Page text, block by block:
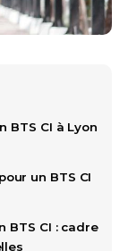
BTS CI à Lyon
un BTS CI
BTS CI : cadre